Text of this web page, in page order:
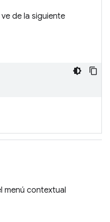
de la siguiente
menú contextual